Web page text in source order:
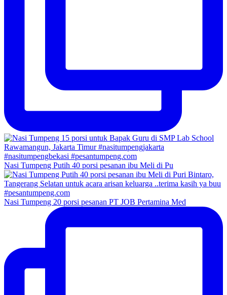
Nasi Tumpeng Putih 40 porsi pesanan ibu Meli di Pu
Nasi Tumpeng 20 porsi pesanan PT JOB Pertamina Med